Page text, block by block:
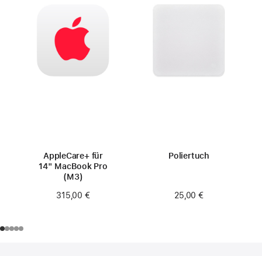
AppleCare+ für
14" MacBook Pro
(M3)
315,00 €
Poliertuch
25,00 €